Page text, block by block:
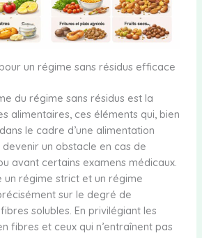
un régime sans résidus efficace
du régime sans résidus est la
alimentaires, ces éléments qui, bien
le cadre d’une alimentation
un obstacle en cas de
avant certains examens médicaux.
un régime strict et un régime
sur le degré de
solubles. En privilégiant les
fibres et ceux qui n’entraînent pas